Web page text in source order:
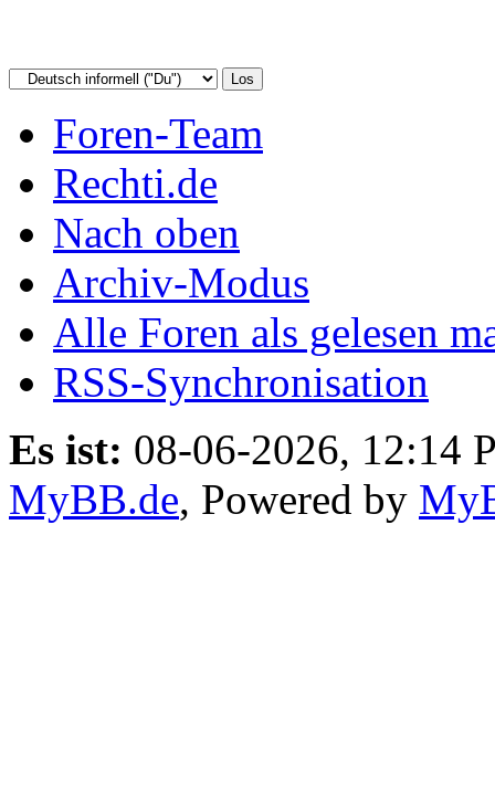
Foren-Team
Rechti.de
Nach oben
Archiv-Modus
Alle Foren als gelesen
RSS-Synchronisation
Es ist: 08-06-2026, 12:14
MyBB.de, Powered by